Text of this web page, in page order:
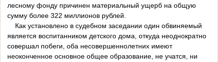
лесному фонду причинен материальный ущерб на общую
сумму более 322 миллионов рублей.
Как установлено в судебном заседании один обвиняемый
является воспитанником детского дома, откуда неоднократно
совершал побеги, оба несовершеннолетних имеют
неоконченное основное общее образование, не учатся, ни